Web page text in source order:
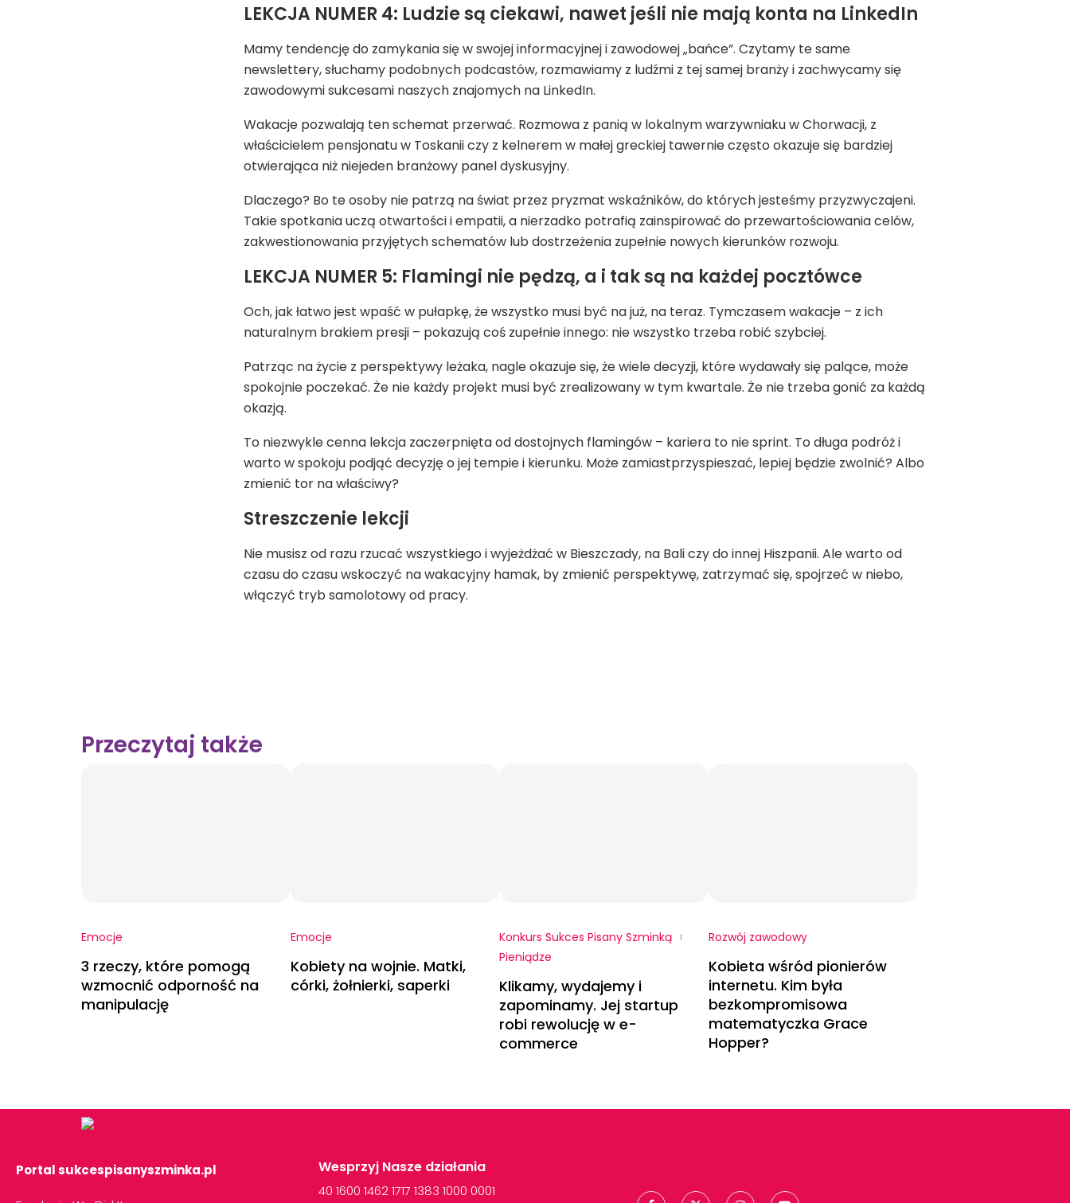
LEKCJA NUMER 4: Ludzie są ciekawi, nawet jeśli nie mają konta na LinkedIn
Mamy tendencję do zamykania się w swojej informacyjnej i zawodowej „bańce”. Czytamy te same
newslettery, słuchamy podobnych podcastów, rozmawiamy z ludźmi z tej samej branży i zachwycamy się
zawodowymi sukcesami naszych znajomych na LinkedIn.
Wakacje pozwalają ten schemat przerwać. Rozmowa z panią w lokalnym warzywniaku w Chorwacji, z
właścicielem pensjonatu w Toskanii czy z kelnerem w małej greckiej tawernie często okazuje się bardziej
otwierająca niż niejeden branżowy panel dyskusyjny.
Dlaczego? Bo te osoby nie patrzą na świat przez pryzmat wskaźników, do których jesteśmy przyzwyczajeni.
Takie spotkania uczą otwartości i empatii, a nierzadko potrafią zainspirować do przewartościowania celów,
zakwestionowania przyjętych schematów lub dostrzeżenia zupełnie nowych kierunków rozwoju.
LEKCJA NUMER 5: Flamingi nie pędzą, a i tak są na każdej pocztówce
Och, jak łatwo jest wpaść w pułapkę, że wszystko musi być na już, na teraz. Tymczasem wakacje – z ich
naturalnym brakiem presji – pokazują coś zupełnie innego: nie wszystko trzeba robić szybciej.
Patrząc na życie z perspektywy leżaka, nagle okazuje się, że wiele decyzji, które wydawały się palące, może
spokojnie poczekać. Że nie każdy projekt musi być zrealizowany w tym kwartale. Że nie trzeba gonić za każdą
okazją.
To niezwykle cenna lekcja zaczerpnięta od dostojnych flamingów – kariera to nie sprint. To długa podróż i
warto w spokoju podjąć decyzję o jej tempie i kierunku. Może zamiastprzyspieszać, lepiej będzie zwolnić? Albo
zmienić tor na właściwy?
Streszczenie lekcji
Nie musisz od razu rzucać wszystkiego i wyjeżdżać w Bieszczady, na Bali czy do innej Hiszpanii. Ale warto od
czasu do czasu wskoczyć na wakacyjny hamak, by zmienić perspektywę, zatrzymać się, spojrzeć w niebo,
włączyć tryb samolotowy od pracy.
Przeczytaj także
Emocje
3 rzeczy, które pomogą
wzmocnić odporność na
manipulację
Emocje
Kobiety na wojnie. Matki,
córki, żołnierki, saperki
Konkurs Sukces Pisany Szminką
Pieniądze
Klikamy, wydajemy i
zapominamy. Jej startup
robi rewolucję w e-
commerce
Rozwój zawodowy
Kobieta wśród pionierów
internetu. Kim była
bezkompromisowa
matematyczka Grace
Hopper?
Portal sukcespisanyszminka.pl Wesprzyj Nasze działania
40 1600 14621717 1383 1000 0001